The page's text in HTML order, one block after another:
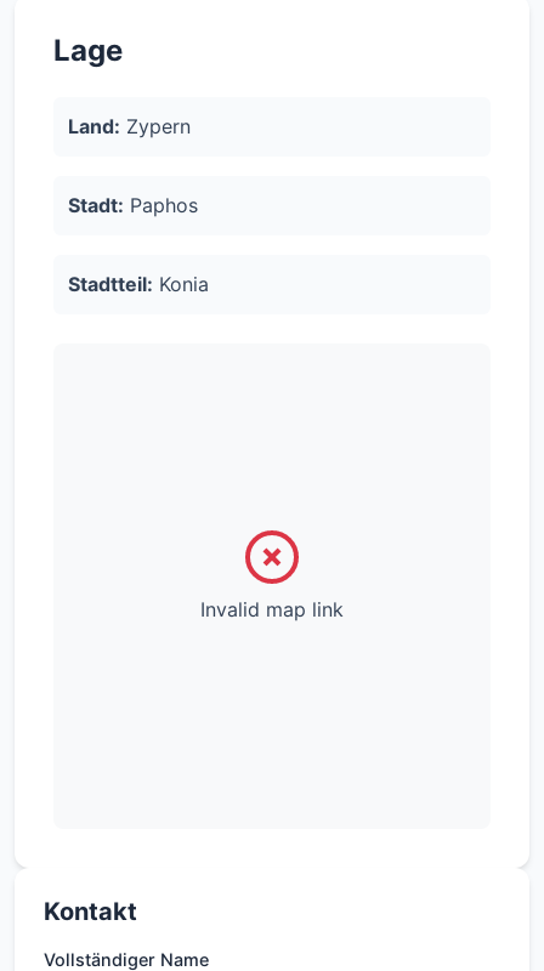
Lage
Land: Zypern
Stadt: Paphos
Stadtteil: Konia
Invalid map link
Kontakt
Vollständiger Name